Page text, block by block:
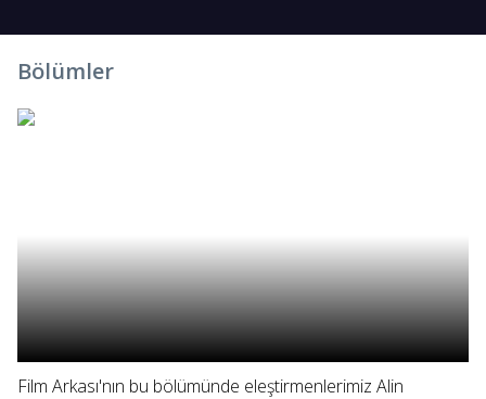
Bölümler
Film Arkası'nın bu bölümünde eleştirmenlerimiz Alin